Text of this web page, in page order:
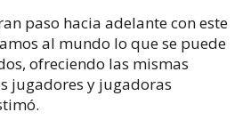
paso hacia adelante con este
al mundo lo que se puede
ofreciendo las mismas
jugadores y jugadoras